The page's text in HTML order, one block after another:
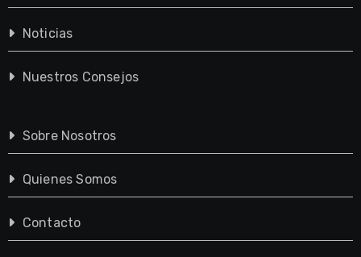
Noticias
Nuestros Consejos
Sobre Nosotros
Quienes Somos
Contacto